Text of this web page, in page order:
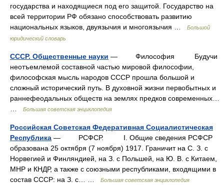
государства и находящиеся под его защитой. Государство на
всей территории РФ обязано способствовать развитию
национальных языков, двуязычия и многоязычия …
Большой
юридический словарь
СССР. Общественные науки — Философия Будучи
неотъемлемой составной частью мировой философии,
философская мысль народов СССР прошла большой и
сложный исторический путь. В духовной жизни первобытных и
раннефеодальных обществ на землях предков современных…
Большая советская энциклопедия
Российская Советская Федеративная Социалистическая
Республика — РСФСР. I. Общие сведения РСФСР
образована 25 октября (7 ноября) 1917. Граничит на С. З. с
Норвегией и Финляндией, на З. с Польшей, на Ю. В. с Китаем,
МНР и КНДР, а также с союзными республиками, входящими в
состав СССР: на З. с… …
Большая советская энциклопедия